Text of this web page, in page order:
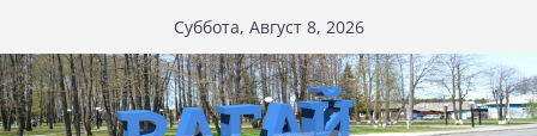
к
содержимому
Суббота, Август 8, 2026